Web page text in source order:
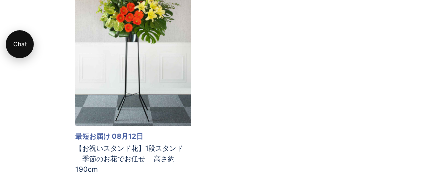
【お祝いスタンド花】1段スタンド
季節のお花でお任せ 高さ約
190cm
最短お届け 08月12日
Chat